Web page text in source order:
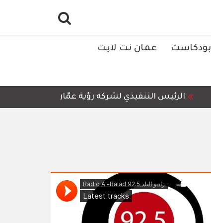
بودكاست عمان نت لايت
الرئيس التنفيذي لشركة رؤية عمّان للمعالجة وإعادة